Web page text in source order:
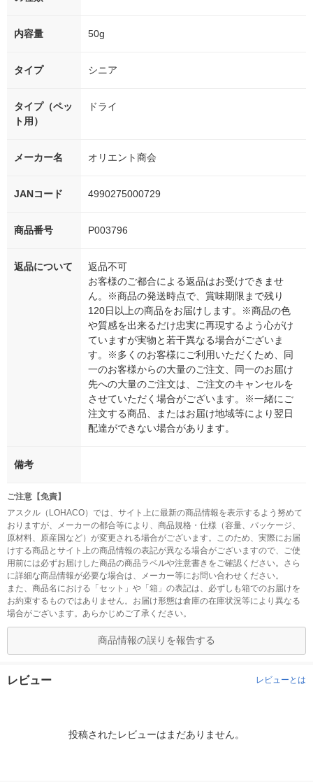
内容量 50g
タイプ シニア
タイプ（ペッ
ト用）
ドライ
メーカー名 オリエント商会
JANコード 4990275000729
商品番号 P003796
返品について
返品不可
お客様のご都合による返品はお受けできませ
ん。※商品の発送時点で、賞味期限まで残り
120日以上の商品をお届けします。※商品の色
や質感を出来るだけ忠実に再現するよう心がけ
ていますが実物と若干異なる場合がございま
す。※多くのお客様にご利用いただくため、同
一のお客様からの大量のご注文、同一のお届け
先への大量のご注文は、ご注文のキャンセルを
させていただく場合がございます。※一緒にご
注文する商品、またはお届け地域等により翌日
配達ができない場合があります。
備考
ご注意【免責】
アスクル（LOHACO）では、サイト上に最新の商品情報を表示するよう努めて
おりますが、メーカーの都合等により、商品規格・仕様（容量、パッケージ、
原材料、原産国など）が変更される場合がございます。このため、実際にお届
けする商品とサイト上の商品情報の表記が異なる場合がございますので、ご使
用前には必ずお届けした商品の商品ラベルや注意書きをご確認ください。さら
に詳細な商品情報が必要な場合は、メーカー等にお問い合わせください。
また、商品名における「セット」や「箱」の表記は、必ずしも箱でのお届けを
お約束するものではありません。お届け形態は倉庫の在庫状況等により異なる
場合がございます。あらかじめご了承ください。
商品情報の誤りを報告する
レビュー レビューとは
投稿されたレビューはまだありません。